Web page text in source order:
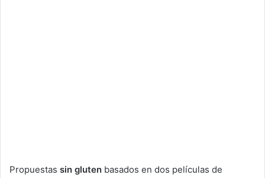
Propuestas sin gluten basados en dos películas de